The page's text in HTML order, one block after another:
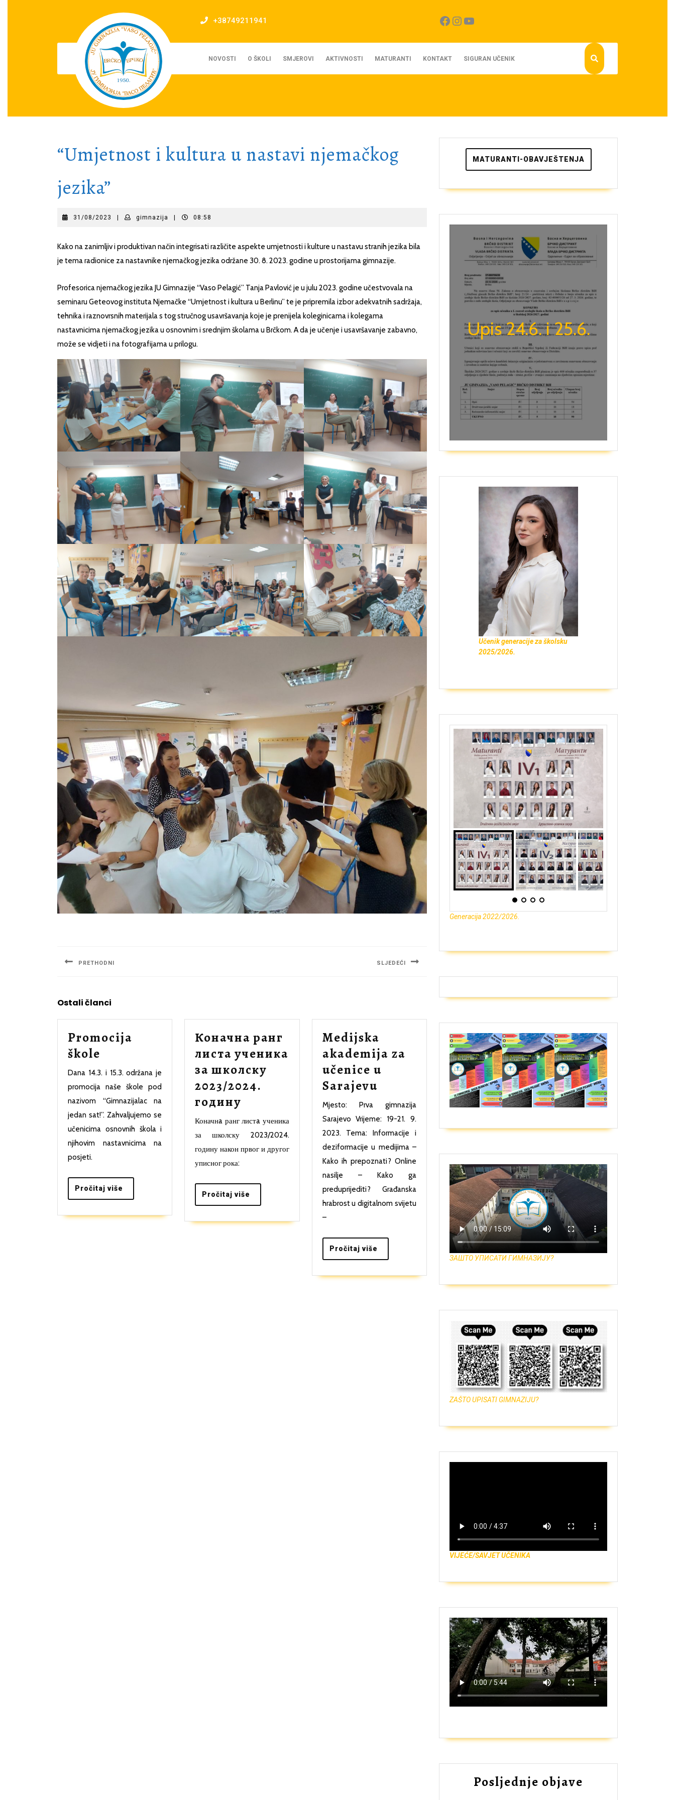
+38749211941 Facebook
Instagram
YouTube
NOVOSTI O ŠKOLI SMJEROVI AKTIVNOSTI MATURANTI KONTAKT SIGURAN UČENIK
“Umjetnost i kultura u nastavi njemačkog
jezika”
31/08/2023 31/08/2023gimnazija gimnazija08:58
Kako na zanimljiv i produktivan način integrisati različite aspekte umjetnosti i kulture u nastavu stranih jezika bila
je tema radionice za nastavnike njemačkog jezika održane 30. 8. 2023. godine u prostorijama gimnazije.
Profesorica njemačkog jezika JU Gimnazije “Vaso Pelagić” Tanja Pavlović je u julu 2023. godine učestvovala na
seminaru Geteovog instituta Njemačke “Umjetnost i kultura u Berlinu” te je pripremila izbor adekvatnih sadržaja,
tehnika i raznovrsnih materijala s tog stručnog usavršavanja koje je prenijela koleginicama i kolegama
nastavnicima njemačkog jezika u osnovnim i srednjim školama u Brčkom. A da je učenje i usavršavanje zabavno,
može se vidjeti i na fotografijama u prilogu.
PRETHODNI SLJEDEĆI
Ostali članci
Promocija
škole
škole
Dana 14.3. i 15.3. održana je
promocija naše škole pod
nazivom “Gimnazijalac na
jedan sat!”. Zahvaljujemo se
učenicima osnovnih škola i
njihovim nastavnicima na
posjeti.
Pročitaj više
više
Коначна ранг
листа ученика
за школску
2023/2024.
годину
ранг
листа
ученика
школску
2023/2024.
Коначнa ранг листa ученика
за школску 2023/2024.
годину након првог и другог
уписног рока:
Pročitaj više
više
Medijska
akademija za
učenice u
SarajevuMedijska
akademija
za
učenice
u
Sarajevu
Mjesto: Prva gimnazija
Sarajevo Vrijeme: 19-21. 9.
2023. Tema: Informacije i
deziformacije u medijima –
Kako ih prepoznati? Online
nasilje – Kako ga
preduprijediti? Građanska
hrabrost u digitalnom svijetu
–
Pročitaj više
više
MATURANTI-OBAVJEŠTENJA
Upis 24.6. i 25.6.
Učenik generacije za školsku
2025/2026.
Generacija 2022/2026.
ЗАШТО УПИСАТИ ГИМНАЗИЈУ?
ZAŠTO UPISATI GIMNAZIJU?
VIJEĆE/SAVJET UČENIKA
Posljednje objave